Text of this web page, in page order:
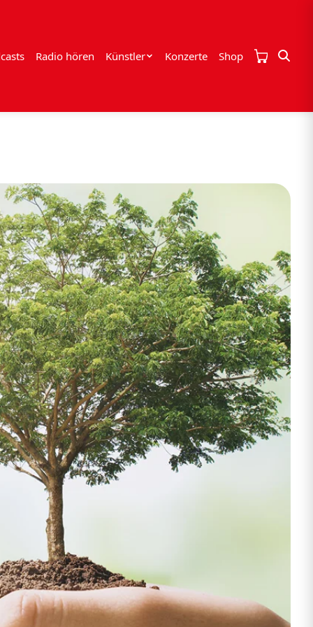
Radio hören Künstler Konzerte Shop